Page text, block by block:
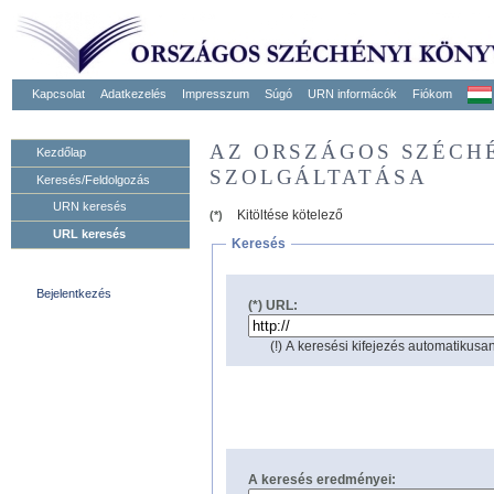
Kapcsolat Adatkezelés Impresszum Súgó URN informácók Fiókom
Kezdőlap
Keresés/Feldolgozás
URN keresés
URL keresés
Bejelentkezés
AZ ORSZÁGOS
SZOLGÁLTATÁSA
(*)
Kitöltése kötelező
Keresés
(*) URL:
(!) A keresési kifejezés
A keresés eredményei: